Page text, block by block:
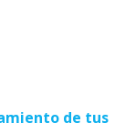
de tus